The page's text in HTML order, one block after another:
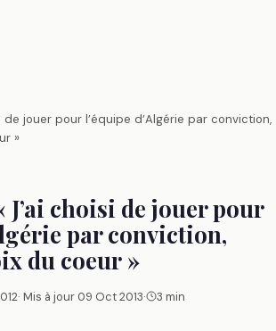
de jouer pour l’équipe d’Algérie par conviction,
»
J’ai choisi de jouer pour
par conviction,
du coeur »
· Mis à jour 09 Oct 2013· 3 min